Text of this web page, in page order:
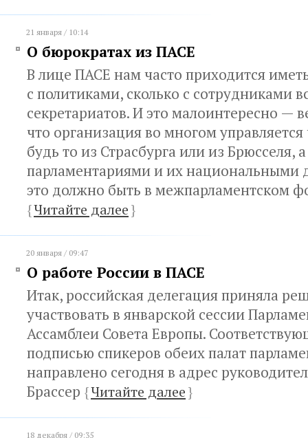
21 января / 10:14
О бюрократах из ПАСЕ
В лице ПАСЕ нам часто приходится
с политиками, сколько с сотрудниками
секретариатов. И это малоинтересно —
что организация во многом
будь то из Страсбурга или из Брюсселя,
парламентариями и их национальными
это должно быть в межпарламентском
{Читайте далее}
20 января / 09:47
О работе России в ПАСЕ
Итак, российская делегация приняла
участвовать в январской сессии
Ассамблеи Совета Европы.
подписью спикеров обеих палат
направлено сегодня в адрес
Брассер {Читайте далее}
18 декабря / 09:35